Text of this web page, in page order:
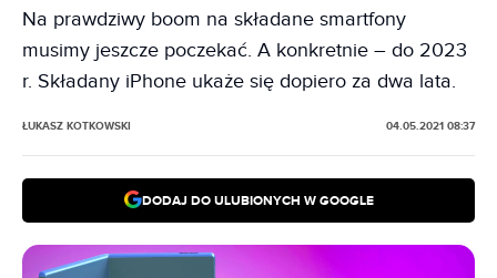
Na prawdziwy boom na składane smartfony
musimy jeszcze poczekać. A konkretnie – do 2023
r. Składany iPhone ukaże się dopiero za dwa lata.
ŁUKASZ KOTKOWSKI 04.05.2021 08:37
DODAJ DO ULUBIONYCH W GOOGLE